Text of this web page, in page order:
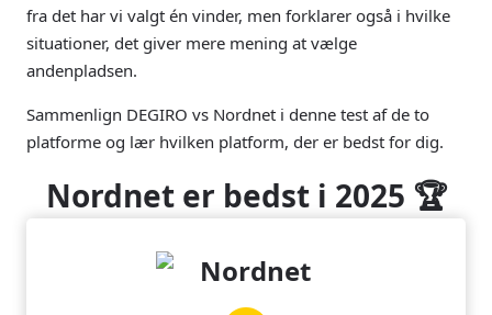
fra det har vi valgt én vinder, men forklarer også i hvilke
situationer, det giver mere mening at vælge
andenpladsen.
Sammenlign DEGIRO vs Nordnet i denne test af de to
platforme og lær hvilken platform, der er bedst for dig.
Nordnet er bedst i 2025 🏆